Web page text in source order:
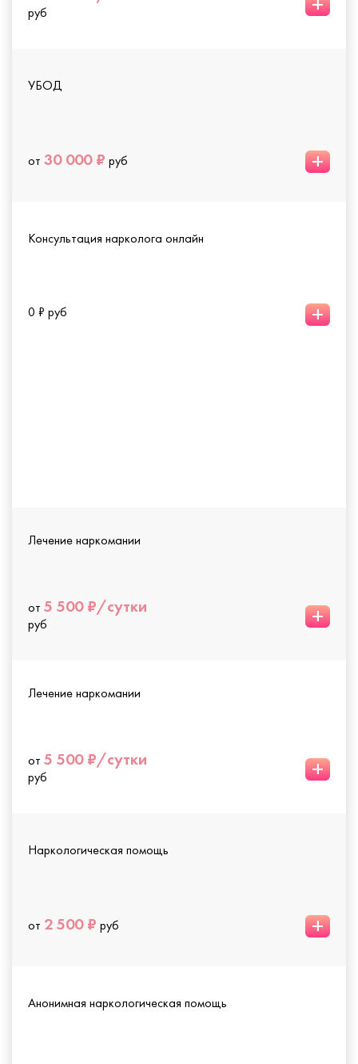
руб
УБОД
от 30 000 ₽ руб +
Консультация нарколога онлайн
0 ₽ руб +
Лечение наркомании
от 5 500 ₽/сутки
руб +
Лечение наркомании
от 5 500 ₽/сутки
руб +
Наркологическая помощь
от 2 500 ₽ руб +
Анонимная наркологическая помощь